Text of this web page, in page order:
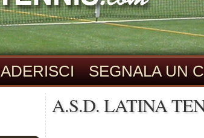
ADERISCI SEGNALA UN
A.S.D. LATINA